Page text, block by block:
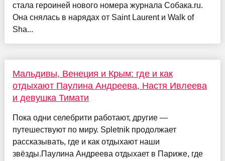
стала героиней нового номера журнала Собака.ru.
Она снялась в нарядах от Saint Laurent и Walk of
Sha...
Мальдивы, Венеция и Крым: где и как
отдыхают Паулина Андреева, Настя Ивлеева
и девушка Тимати
Пока одни селебрити работают, другие —
путешествуют по миру. Spletnik продолжает
рассказывать, где и как отдыхают наши
звёзды.Паулина Андреева отдыхает в Париже, где